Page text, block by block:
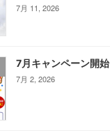
7月 11, 2026
7月キャンペーン開始
7月 2, 2026